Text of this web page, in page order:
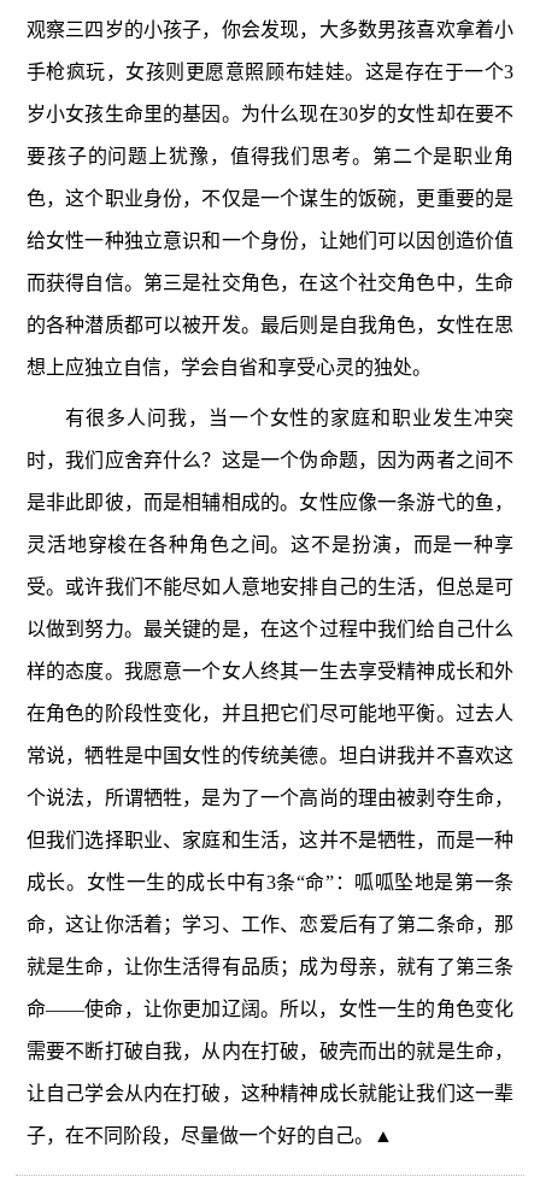
观察三四岁的小孩子，你会发现，大多数男孩喜欢拿着小
手枪疯玩，女孩则更愿意照顾布娃娃。这是存在于一个3
岁小女孩生命里的基因。为什么现在30岁的女性却在要不
要孩子的问题上犹豫，值得我们思考。第二个是职业角
色，这个职业身份，不仅是一个谋生的饭碗，更重要的是
给女性一种独立意识和一个身份，让她们可以因创造价值
而获得自信。第三是社交角色，在这个社交角色中，生命
的各种潜质都可以被开发。最后则是自我角色，女性在思
想上应独立自信，学会自省和享受心灵的独处。
有很多人问我，当一个女性的家庭和职业发生冲突
时，我们应舍弃什么？这是一个伪命题，因为两者之间不
是非此即彼，而是相辅相成的。女性应像一条游弋的鱼，
灵活地穿梭在各种角色之间。这不是扮演，而是一种享
受。或许我们不能尽如人意地安排自己的生活，但总是可
以做到努力。最关键的是，在这个过程中我们给自己什么
样的态度。我愿意一个女人终其一生去享受精神成长和外
在角色的阶段性变化，并且把它们尽可能地平衡。过去人
常说，牺牲是中国女性的传统美德。坦白讲我并不喜欢这
个说法，所谓牺牲，是为了一个高尚的理由被剥夺生命，
但我们选择职业、家庭和生活，这并不是牺牲，而是一种
成长。女性一生的成长中有3条“命”：呱呱坠地是第一条
命，这让你活着；学习、工作、恋爱后有了第二条命，那
就是生命，让你生活得有品质；成为母亲，就有了第三条
命——使命，让你更加辽阔。所以，女性一生的角色变化
需要不断打破自我，从内在打破，破壳而出的就是生命，
让自己学会从内在打破，这种精神成长就能让我们这一辈
子，在不同阶段，尽量做一个好的自己。▲